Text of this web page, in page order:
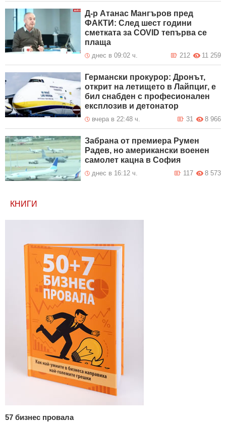
Д-р Атанас Мангъров пред
ФАКТИ: След шест години
сметката за COVID тепърва се
плаща
днес в 09:02 ч. 11 259
212
Германски прокурор: Дронът,
открит на летището в Лайпциг, е
бил снабден с професионален
експлозив и детонатор
вчера в 22:48 ч. 8 966
31
Забрана от премиера Румен
Радев, но американски военен
самолет кацна в София
днес в 16:12 ч. 8 573
117
КНИГИ
57 бизнес провала